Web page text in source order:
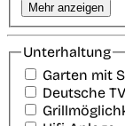
Mehr anzeigen
Unterhaltung
Garten mit
Deutsche